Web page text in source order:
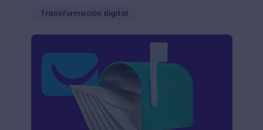
Transformación digital
Aweber vs Getresponse: servicios de email